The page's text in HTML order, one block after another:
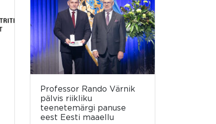
Professor Rando Värnik
pälvis riikliku
teenetemärgi panuse
eest Eesti maaellu